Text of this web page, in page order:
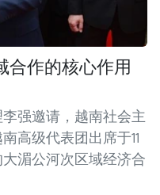
合作的核心作用
强邀请，越南社会主
高级代表团出席于11
湄公河次区域经济合